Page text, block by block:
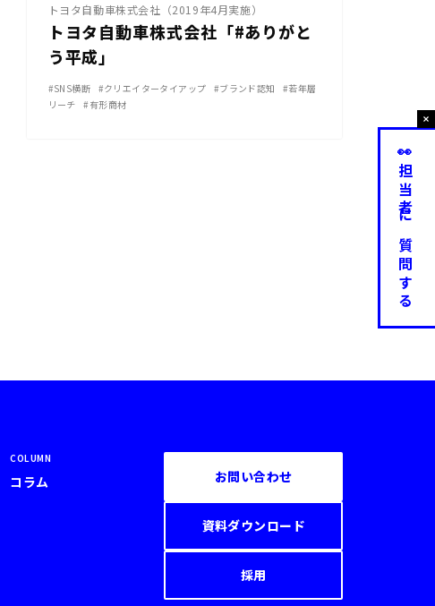
👀担当者に質問する
トヨタ自動車株式会社（2019年4月実施）
トヨタ自動車株式会社「#ありがと
う平成」
#SNS横断 #クリエイタータイアップ #ブランド認知
#若年層
リーチ
#有形商材
COLUMN
コラム お問い合わせ
資料ダウンロード
採用